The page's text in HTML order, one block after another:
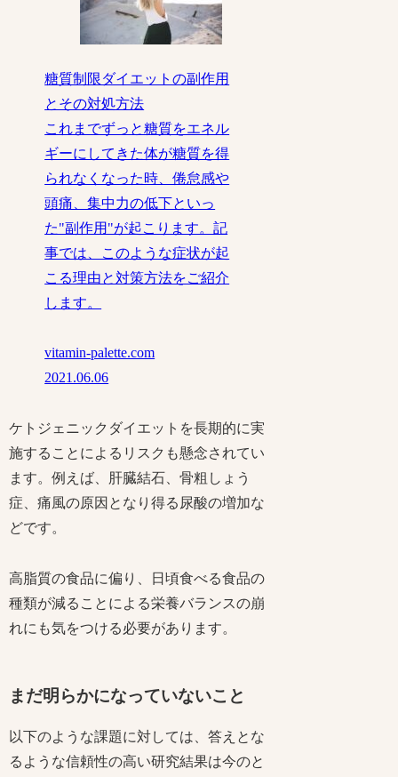
糖質制限ダイエットの副作用
とその対処方法
これまでずっと糖質をエネル
ギーにしてきた体が糖質を得
られなくなった時、倦怠感や
頭痛、集中力の低下といっ
た"副作用"が起こります。記
事では、このような症状が起
こる理由と対策方法をご紹介
します。
vitamin-palette.com
2021.06.06
ケトジェニックダイエットを長期的に実
施することによるリスクも懸念されてい
ます。例えば、肝臓結石、骨粗しょう
症、痛風の原因となり得る尿酸の増加な
どです。
高脂質の食品に偏り、日頃食べる食品の
種類が減ることによる栄養バランスの崩
れにも気をつける必要があります。
まだ明らかになっていないこと
以下のような課題に対しては、答えとな
るような信頼性の高い研究結果は今のと